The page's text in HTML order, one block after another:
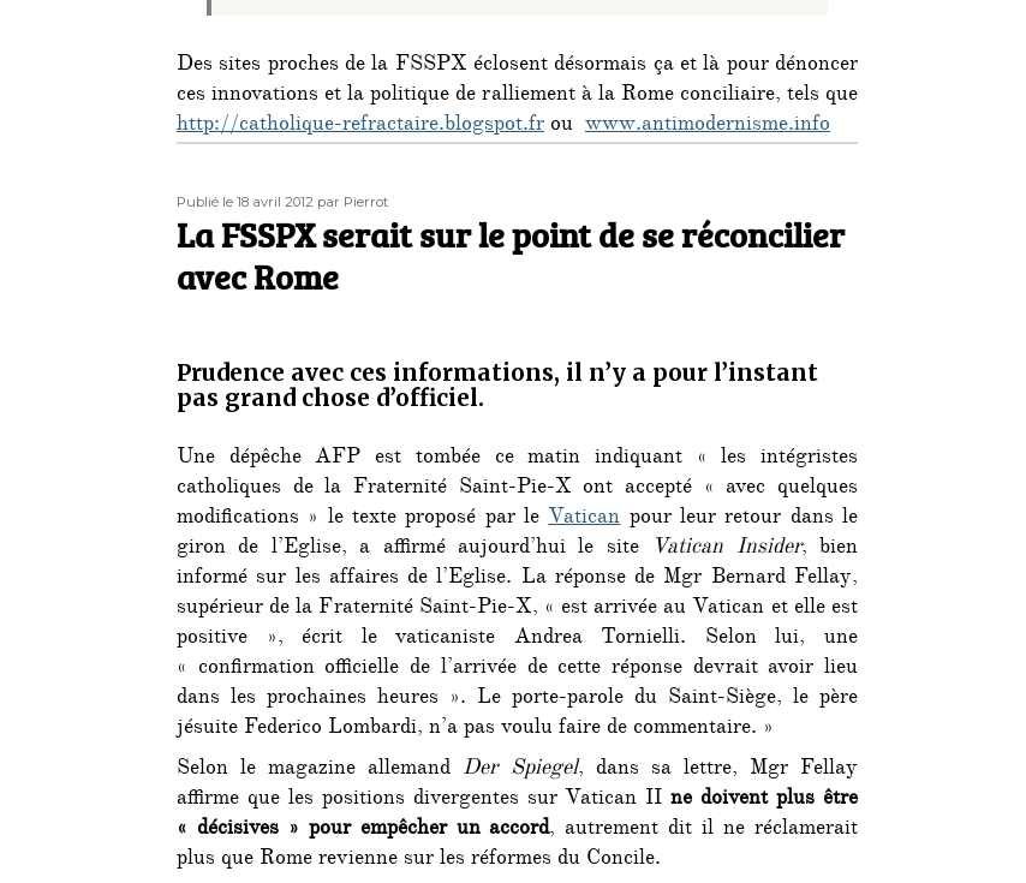
Des sites proches de la FSSPX éclosent désormais ça et là pour dénoncer
ces innovations et la politique de ralliement à la Rome conciliaire, tels que
http://catholique-refractaire.blogspot.frou www.antimodernisme.info
Publié
le
Publié le 18 avril 2012 Auteur
par Pierrot
La FSSPX serait sur le point de se réconcilier
avec Rome
Prudence avec ces informations, il n’y a pour l’instant
pas grand chose d’officiel.
Une dépêche AFP est tombée ce matin indiquant « les intégristes
catholiques de la Fraternité Saint-Pie-X ont accepté « avec quelques
modifications » le texte proposé par leVaticanpour leur retour dans le
giron de l’Eglise, a affirmé aujourd’hui le site Vatican Insider, bien
informé sur les affaires de l’Eglise. La réponse de Mgr Bernard Fellay,
supérieur de la Fraternité Saint-Pie-X, « est arrivée au Vatican et elle est
positive », écrit le vaticaniste Andrea Tornielli. Selon lui, une
« confirmation officielle de l’arrivée de cette réponse devrait avoir lieu
dans les prochaines heures ». Le porte-parole du Saint-Siège, le père
jésuite Federico Lombardi, n’a pas voulu faire de commentaire. »
Selon le magazine allemand Der Spiegel, dans sa lettre, Mgr Fellay
affirme que les positions divergentes sur Vatican IIne doivent plus être
« décisives » pour empêcher un accord, autrement dit il ne réclamerait
plus que Rome revienne sur les réformes du Concile.